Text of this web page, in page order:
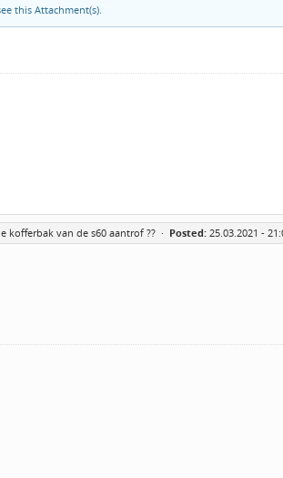
this Attachment(s).
kofferbak van de s60 aantrof ?? · Posted: 25.03.2021 -